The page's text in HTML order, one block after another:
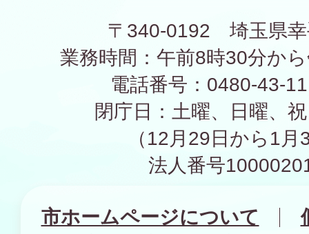
〒340-0192 埼玉県幸
業務時間：午前8時30分か
電話番号：0480-43-
閉庁日：土曜、日曜、
（12月29日から1
法人番号
市ホームページについて